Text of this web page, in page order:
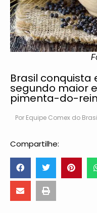
Brasil conquista
segundo maior
pimenta-do-
Por Equipe Comex do
Compartilhe: